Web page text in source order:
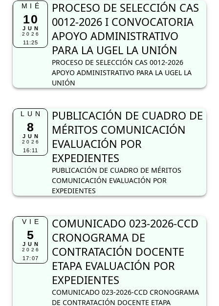
MIÉ
10
JUN
2026
11:25
PROCESO DE SELECCIÓN CAS
0012-2026 I CONVOCATORIA
APOYO ADMINISTRATIVO
PARA LA UGEL LA UNIÓN
PROCESO DE SELECCIÓN CAS 0012-2026
APOYO ADMINISTRATIVO PARA LA UGEL LA
UNIÓN
LUN
8
JUN
2026
16:11
PUBLICACIÓN DE CUADRO DE
MÉRITOS COMUNICACIÓN
EVALUACIÓN POR
EXPEDIENTES
PUBLICACIÓN DE CUADRO DE MÉRITOS
COMUNICACIÓN EVALUACIÓN POR
EXPEDIENTES
VIE
5
JUN
2026
17:07
COMUNICADO 023-2026-CCD
CRONOGRAMA DE
CONTRATACIÓN DOCENTE
ETAPA EVALUACIÓN POR
EXPEDIENTES
COMUNICADO 023-2026-CCD CRONOGRAMA
DE CONTRATACIÓN DOCENTE ETAPA